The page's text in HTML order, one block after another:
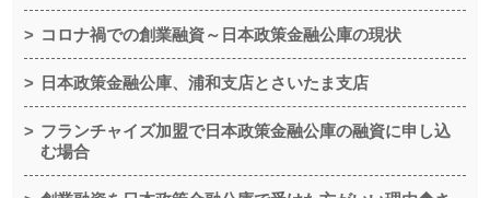
コロナ禍での創業融資～日本政策金融公庫の現状
日本政策金融公庫、浦和支店とさいたま支店
フランチャイズ加盟で日本政策金融公庫の融資に申し込
む場合